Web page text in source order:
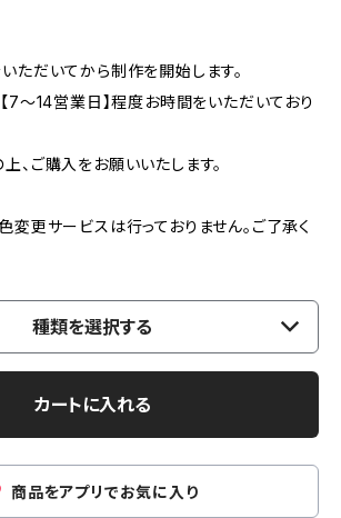
ただいてから制作を開始します。
7〜14営業日】程度お時間をいただいており
、ご購入をお願いいたします。
変更サービスは行っておりません。ご了承く
種類を選択する
カートに入れる
商品をアプリでお気に入り